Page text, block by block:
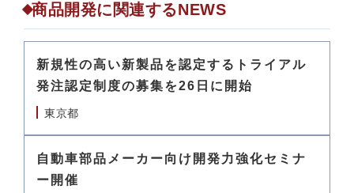
商品開発に関連するNEWS
新規性の高い新製品を認定するトライアル
発注認定制度の募集を26日に開始
東京都
自動車部品メーカー向け開発力強化セミナ
ー開催